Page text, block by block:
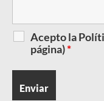
Acepto la
página)*